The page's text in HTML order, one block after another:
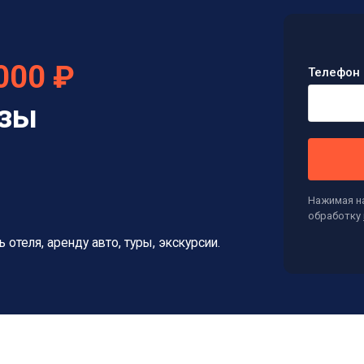
₽
отеля, аренду авто, туры, экскурсии.
Телефон
Нажимая
обработку